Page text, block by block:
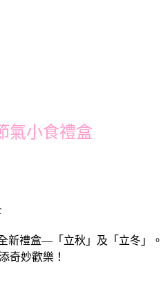
氣小食禮盒
禮盒—「立秋」及「立冬」
奇妙歡樂！